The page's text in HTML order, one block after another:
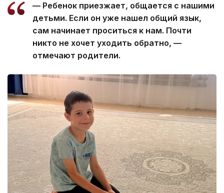
— Ребенок приезжает, общается с нашими
детьми. Если он уже нашел общий язык,
сам начинает проситься к нам. Почти
никто не хочет уходить обратно, —
отмечают родители.